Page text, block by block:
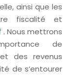
ainsi que les
fiscalité et
. Nous mettrons
de
des revenus
de s’entourer